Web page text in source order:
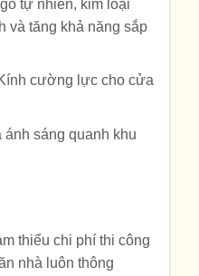
tự nhiên, kim loại
và tăng khả năng sắp
cường lực cho cửa
sáng quanh khu
thiểu chi phí thi công
nhà luôn thông